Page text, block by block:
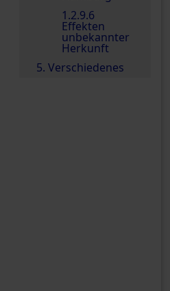
1.2.9.6
Effekten
unbekannter
Herkunft
5. Verschiedenes